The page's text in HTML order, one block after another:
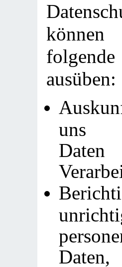
können
ausüben:
uns
Daten,